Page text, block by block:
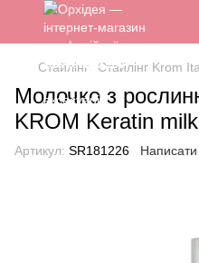
Стайлінг Стайлінг Krom
Молочко з
KROM Keratin
Артикул: SR181226 Написати